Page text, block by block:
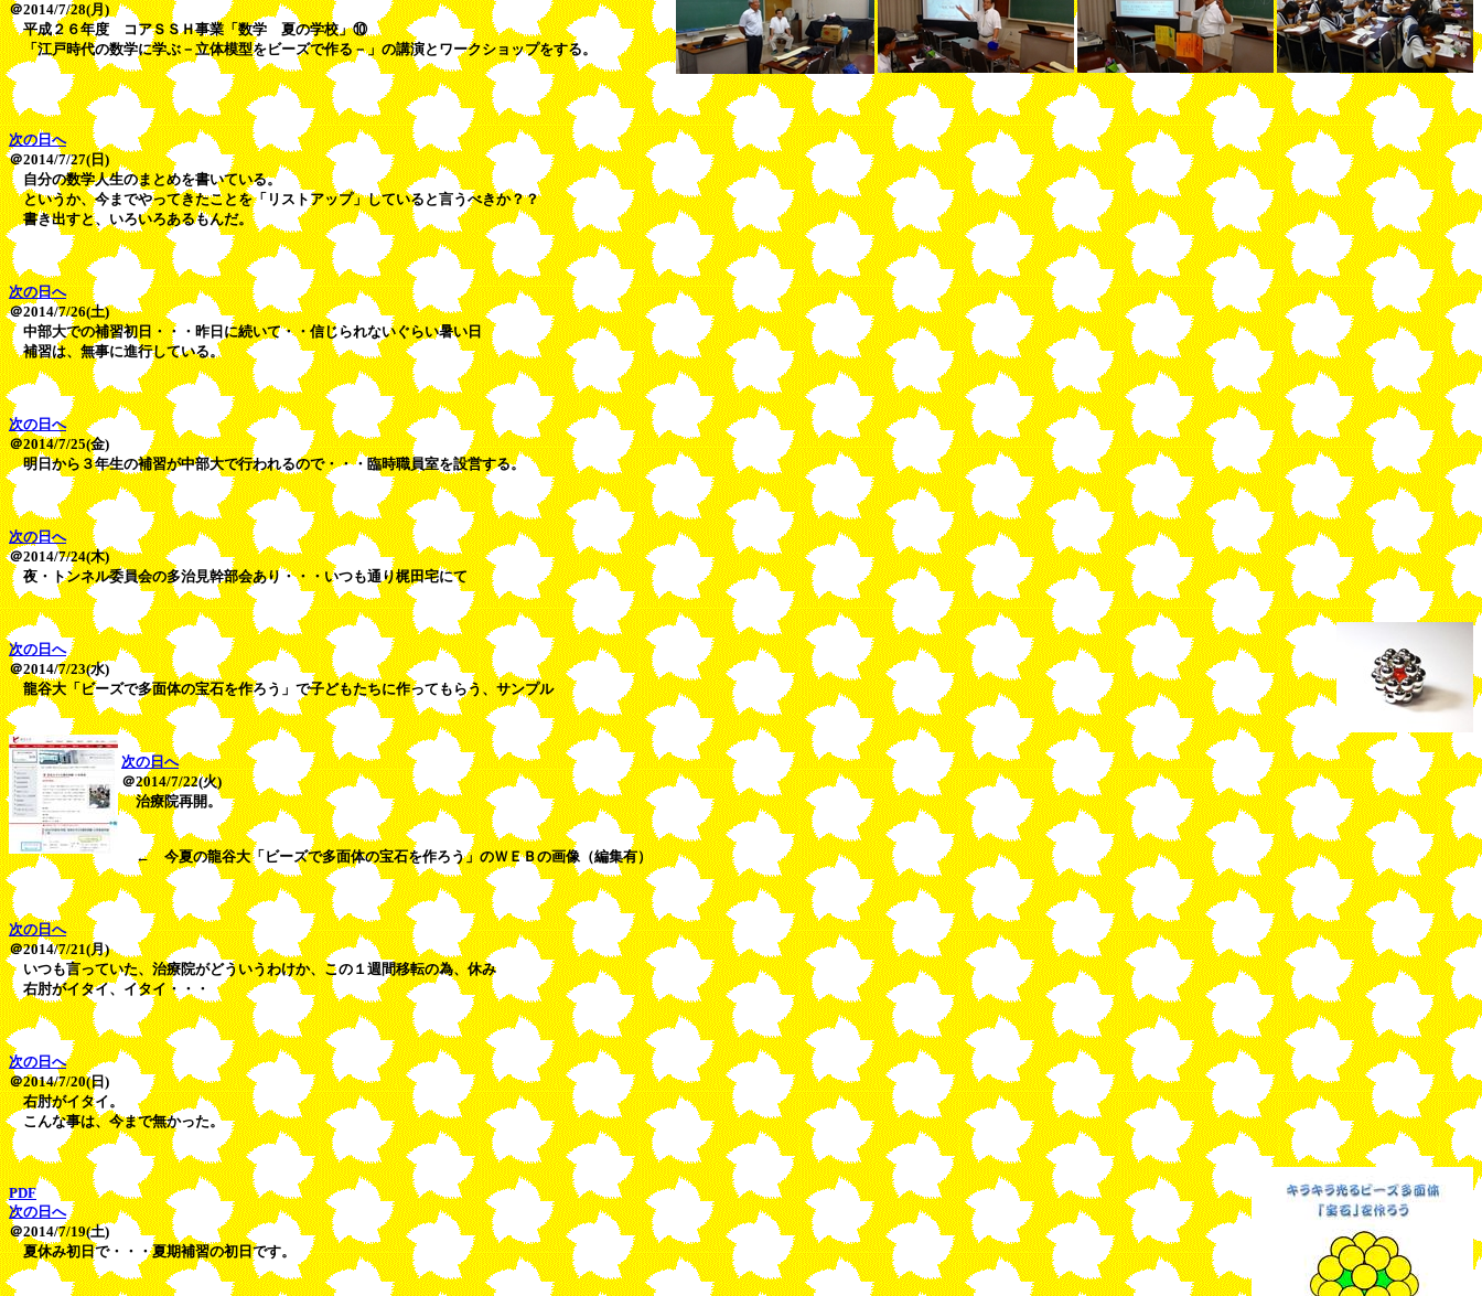
＠2014/7/28(月)
平成２６年度 コアＳＳＨ事業「数学 夏の学校」⑩
「江戸時代の数学に学ぶ－立体模型をビーズで作る－」の講演とワークショップをする。
次の日へ
＠2014/7/27(日)
自分の数学人生のまとめを書いている。
というか、今までやってきたことを「リストアップ」していると言うべきか？？
書き出すと、いろいろあるもんだ。
次の日へ
＠2014/7/26(土)
中部大での補習初日・・・昨日に続いて・・信じられないぐらい暑い日
補習は、無事に進行している。
次の日へ
＠2014/7/25(金)
明日から３年生の補習が中部大で行われるので・・・臨時職員室を設営する。
次の日へ
＠2014/7/24(木)
夜・トンネル委員会の多治見幹部会あり・・・いつも通り梶田宅にて
次の日へ
＠2014/7/23(水)
龍谷大「ビーズで多面体の宝石を作ろう」で子どもたちに作ってもらう、サンプル
次の日へ
＠2014/7/22(火)
治療院再開。
← 今夏の龍谷大「ビーズで多面体の宝石を作ろう」のＷＥＢの画像（編集有）
次の日へ
＠2014/7/21(月)
いつも言っていた、治療院がどういうわけか、この１週間移転の為、休み
右肘がイタイ、イタイ・・・
次の日へ
＠2014/7/20(日)
右肘がイタイ。
こんな事は、今まで無かった。
PDF
次の日へ
＠2014/7/19(土)
夏休み初日で・・・夏期補習の初日です。